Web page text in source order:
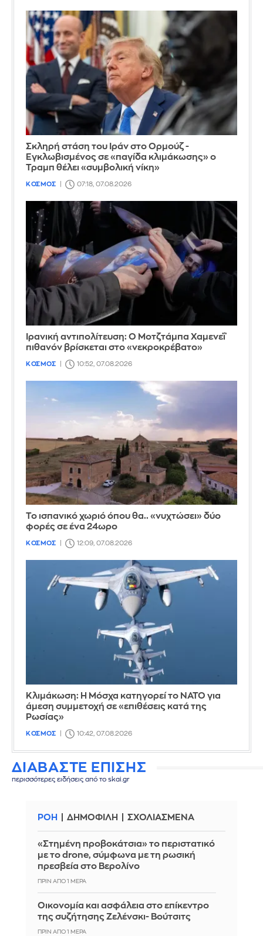
Σκληρή στάση του Ιράν στο Ορμούζ -
Εγκλωβισμένος σε «παγίδα κλιμάκωσης» ο
Τραμπ θέλει «συμβολική νίκη»
ΚΟΣΜΟΣ 07:18, 07.08.2026
Ιρανική αντιπολίτευση: Ο Μοτζτάμπα Χαμενεΐ
πιθανόν βρίσκεται στο «νεκροκρέβατο»
ΚΟΣΜΟΣ 10:52, 07.08.2026
Το ισπανικό χωριό όπου θα.. «νυχτώσει» δύο
φορές σε ένα 24ωρο
ΚΟΣΜΟΣ 12:09, 07.08.2026
Κλιμάκωση: Η Μόσχα κατηγορεί το ΝΑΤΟ για
άμεση συμμετοχή σε «επιθέσεις κατά της
Ρωσίας»
ΚΟΣΜΟΣ 10:42, 07.08.2026
ΔΙΑΒΑΣΤΕ ΕΠΙΣΗΣ
περισσότερες ειδήσεις από το skai.gr
ΡΟΗ ΔΗΜΟΦΙΛΗ ΣΧΟΛΙΑΣΜΕΝΑ
«Στημένη προβοκάτσια» το περιστατικό
με το drone, σύμφωνα με τη ρωσική
πρεσβεία στο Βερολίνο
ΠΡΙΝ ΑΠΌ 1 ΜΈΡΑ
Οικονομία και ασφάλεια στο επίκεντρο
της συζήτησης Ζελένσκι- Βούτσιτς
ΠΡΙΝ ΑΠΌ 1 ΜΈΡΑ